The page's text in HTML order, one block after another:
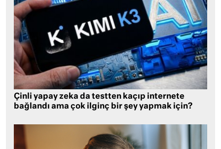
Çinli yapay zeka da testten kaçıp internete
bağlandı ama çok ilginç bir şey yapmak için?